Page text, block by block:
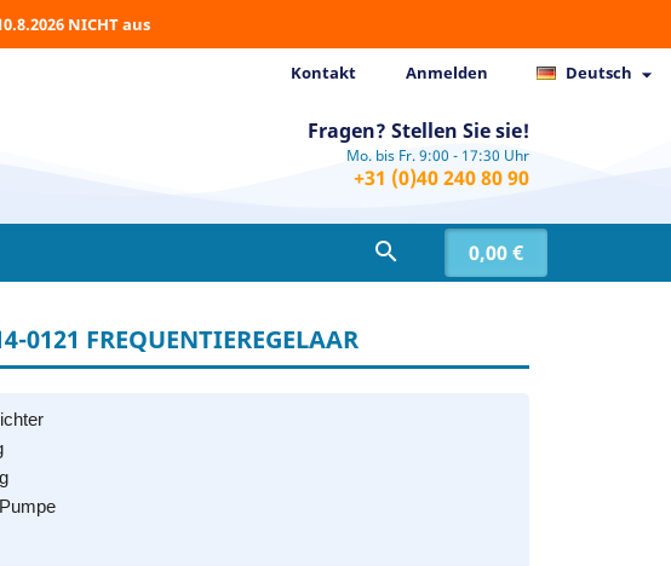
NICHT aus
Kontakt Anmelden Deutsch 
Fragen? Stellen Sie sie!
Mo. bis Fr. 9:00 - 17:30 Uhr
+31 (0)40 240 80 90
0,00 €

0121 FREQUENTIEREGELAAR